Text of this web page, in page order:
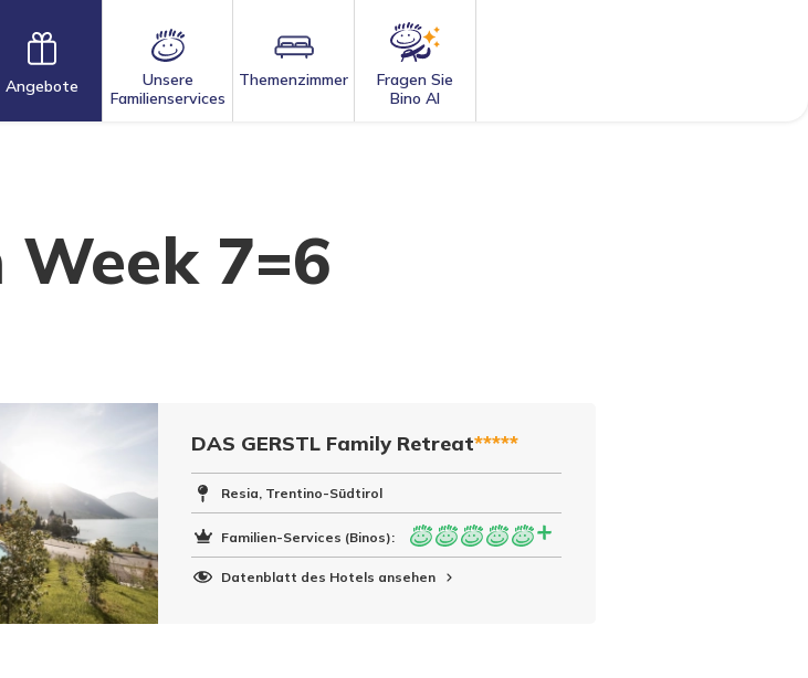
Angebote
Unsere
Familienservices
Themenzimmer
Fragen Sie
Bino AI
7=6
DAS GERSTL Family Retreat*****
Resia, Trentino-Südtirol
Familien-Services (Binos):
Datenblatt des Hotels ansehen